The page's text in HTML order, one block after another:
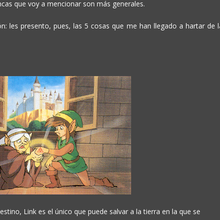
que voy a mencionar son más generales.
les presento, pues, las 5 cosas que me han llegado a hartar de
Link es el único que puede salvar a la tierra en la que se